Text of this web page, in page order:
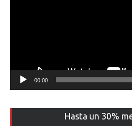
00:00
Hasta un 30%